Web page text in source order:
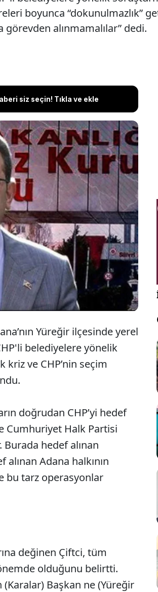
boyunca “dokunulmazlık”
görevden alınmamalılar” dedi.
siz seçin! Tıkla ve ekle
Çiftci, CHP’li belediyelere yönelik
savunarak, belediye başkanlarına
getirilmesini önerdi. Çiftci,
kararı dışında görevden
Yüreğir ilçesinde yerel
belediyelere yönelik
kriz ve CHP’nin seçim
doğrudan CHP’yi hedef
Cumhuriyet Halk Partisi
Burada hedef alınan
Adana halkının
bu tarz operasyonlar
değinen Çiftci, tüm
olduğunu belirtti.
(Karalar) Başkan ne (Yüreğir